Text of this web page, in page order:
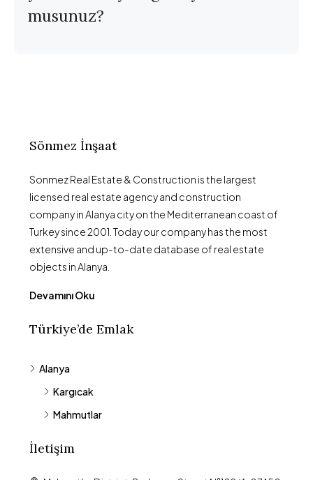
musunuz?
Sönmez İnşaat
Sonmez Real Estate & Construction is the largest
licensed real estate agency and construction
company in Alanya city on the Mediterranean coast of
Turkey since 2001. Today our company has the most
extensive and up-to-date database of real estate
objects in Alanya.
Devamını Oku
Türkiye’de Emlak
Alanya
Kargıcak
Mahmutlar
İletişim